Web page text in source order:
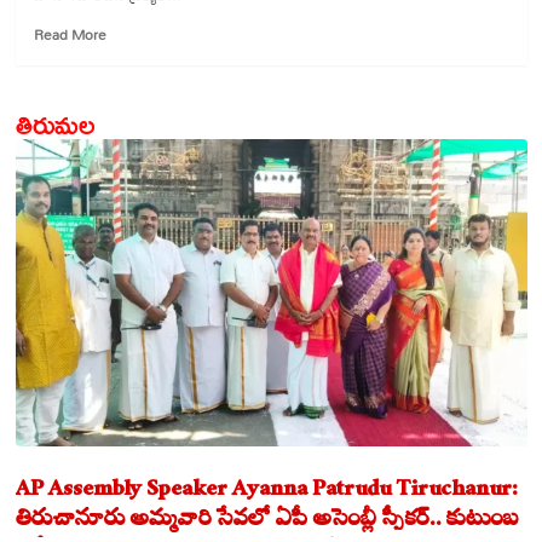
Read MoreRead
శ్రీ
భోగశ్రీనివాసమూర్తికి
ప్ర‌త్యేక
స‌హ‌స్ర
క‌ల‌శాభిషేకం
తిరుమల
AP Assembly Speaker Ayanna Patrudu Tiruchanur:
తిరుచానూరు అమ్మవారి సేవలో ఏపీ అసెంబ్లీ స్పీకర్.. కుటుంబ